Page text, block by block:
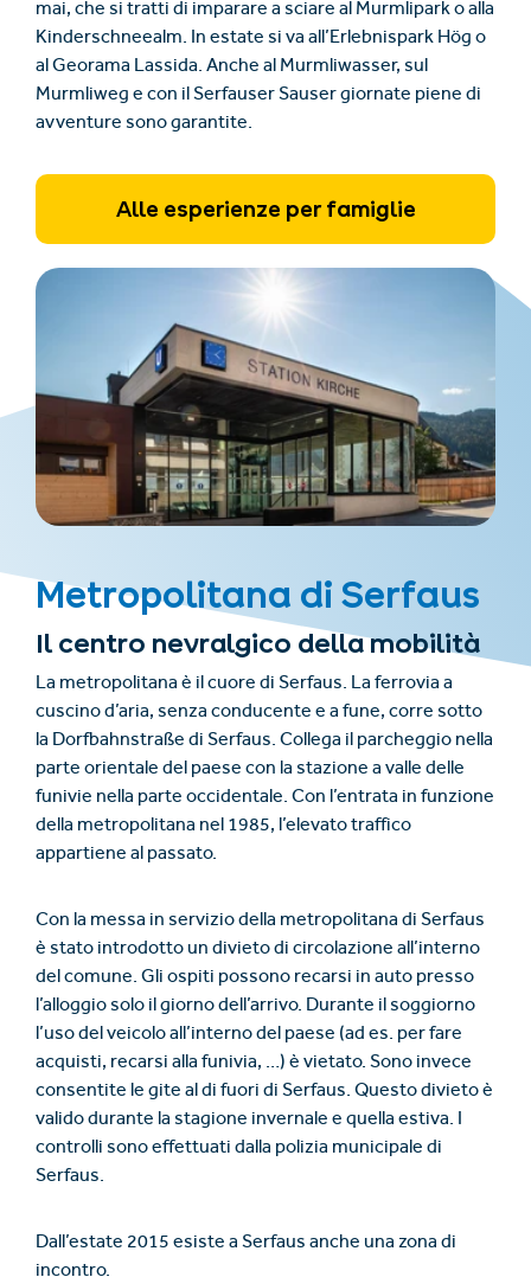
mai, che si tratti di imparare a sciare al Murmlipark o alla
Kinderschneealm. In estate si va all’Erlebnispark Hög o
al Georama Lassida. Anche al Murmliwasser, sul
Murmliweg e con il Serfauser Sauser giornate piene di
avventure sono garantite.
Alle esperienze per famiglie
Metropolitana di Serfaus
Il centro nevralgico della mobilità
La metropolitana è il cuore di Serfaus. La ferrovia a
cuscino d’aria, senza conducente e a fune, corre sotto
la Dorfbahnstraße di Serfaus. Collega il parcheggio nella
parte orientale del paese con la stazione a valle delle
funivie nella parte occidentale. Con l’entrata in funzione
della metropolitana nel 1985, l’elevato traffico
appartiene al passato.
Con la messa in servizio della metropolitana di Serfaus
è stato introdotto un divieto di circolazione all’interno
del comune. Gli ospiti possono recarsi in auto presso
l’alloggio solo il giorno dell’arrivo. Durante il soggiorno
l’uso del veicolo all’interno del paese (ad es. per fare
acquisti, recarsi alla funivia, …) è vietato. Sono invece
consentite le gite al di fuori di Serfaus. Questo divieto è
valido durante la stagione invernale e quella estiva. I
controlli sono effettuati dalla polizia municipale di
Serfaus.
Dall’estate 2015 esiste a Serfaus anche una zona di
incontro.